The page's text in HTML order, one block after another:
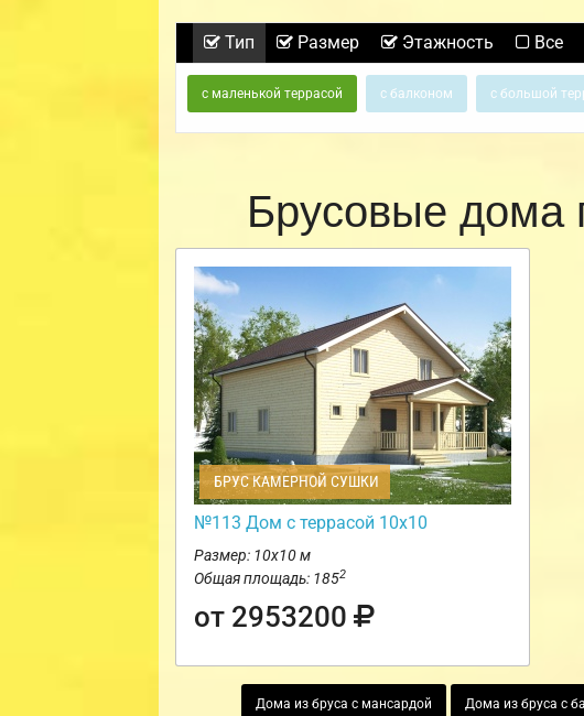
Тип Размер Этажность Все
с маленькой террасой с балконом с большой
Брусовые
БРУС КАМЕРНОЙ СУШКИ
№113 Дом с террасой 10х10
Размер: 10х10 м
Общая площадь: 1852
от 2953200
Дома из бруса с мансардой Дома из бруса с